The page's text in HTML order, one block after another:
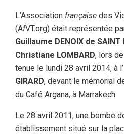
L’Association française des
(AfVT.org) était représentée
Guillaume DENOIX de SAINT
Christiane LOMBARD, lors
tenue le lundi 28 avril 2014, à
GIRARD, devant le mémorial
du Café Argana, à Marrakech.
Le 28 avril 2011, une bombe
établissement situé sur la